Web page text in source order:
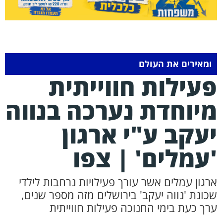
ומאירים את העולם
חווייתית
נערכה בנווה
ע"י ארגון
| צפו
עמלים אשר עורך פעילויות נרחבות לילדי
'נווה יעקב' בירושלים מזה מספר שנים,
כעת בימי החנוכה פעילות חווייתית